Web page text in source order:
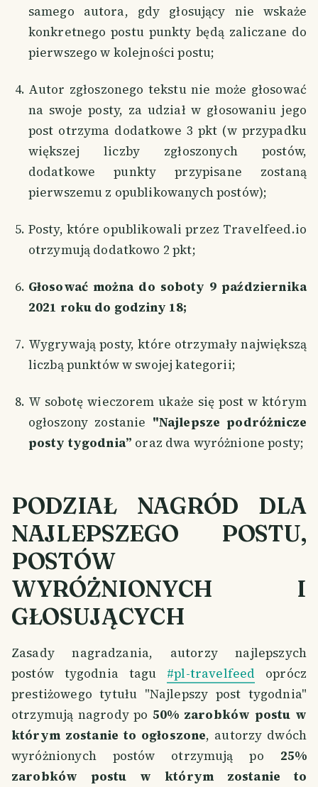
samego autora, gdy głosujący nie wskaże
konkretnego postu punkty będą zaliczane do
pierwszego w kolejności postu;
Autor zgłoszonego tekstu nie może głosować
na swoje posty, za udział w głosowaniu jego
post otrzyma dodatkowe 3 pkt (w przypadku
większej liczby zgłoszonych postów,
dodatkowe punkty przypisane zostaną
pierwszemu z opublikowanych postów);
Posty, które opublikowali przez Travelfeed.io
otrzymują dodatkowo 2 pkt;
Głosować można do soboty 9 października
2021 roku do godziny 18;
Wygrywają posty, które otrzymały największą
liczbą punktów w swojej kategorii;
W sobotę wieczorem ukaże się post w którym
ogłoszony zostanie "Najlepsze podróżnicze
posty tygodnia” oraz dwa wyróżnione posty;
PODZIAŁ NAGRÓD DLA
NAJLEPSZEGO POSTU,
POSTÓW
WYRÓŻNIONYCH I
GŁOSUJĄCYCH
Zasady nagradzania, autorzy najlepszych
postów tygodnia tagu #pl-travelfeed oprócz
prestiżowego tytułu "Najlepszy post tygodnia"
otrzymują nagrody po50% zarobków postu w
którym zostanie to ogłoszone, autorzy dwóch
wyróżnionych postów otrzymują po 25%
zarobków postu w którym zostanie to